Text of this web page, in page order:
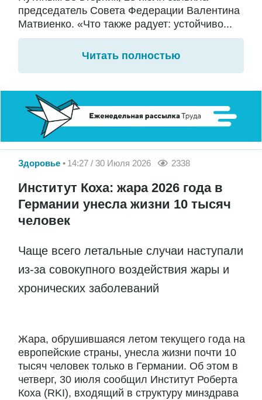
председатель Совета Федерации Валентина
Матвиенко. «Что также радует: устойчиво...
Читать полностью
Здоровье 14:27 / 30 Июля 2026 2338
Институт Коха: жара 2026 года в
Германии унесла жизни 10 тысяч
человек
Чаще всего летальные случаи наступали
из-за совокупного воздействия жары и
хронических заболеваний
Жара, обрушившаяся летом текущего года на
европейские страны, унесла жизни почти 10
тысяч человек только в Германии. Об этом в
четверг, 30 июля сообщил Институт Роберта
Коха (RKI), входящий в структуру минздрава